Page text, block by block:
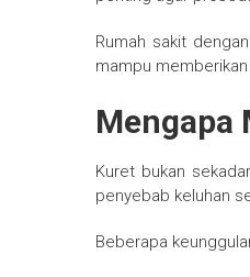
Rumah sakit
mampu
Mengapa
Kuret bukan
penyebab keluhan
Beberapa